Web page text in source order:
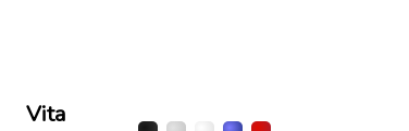
Vita